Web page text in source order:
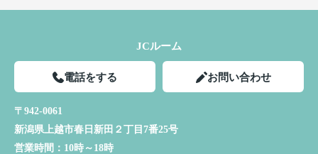
JCルーム
電話をする お問い合わせ
〒942-0061
新潟県上越市春日新田２丁目7番25号
営業時間： 10時～18時